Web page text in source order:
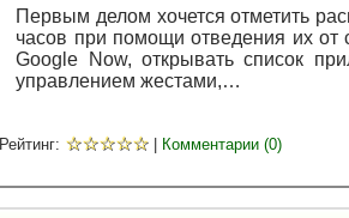
Первым делом хочется отметить
часов при помощи отведения их от
Google Now, открывать список
управлением жестами,…
Рейтинг: ☆☆☆☆☆| Комментарии (0)